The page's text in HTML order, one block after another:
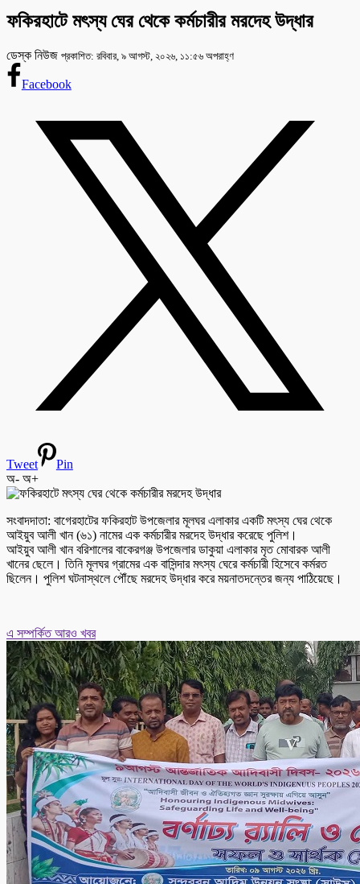
ফকিরহাটে মৎস্য ঘের থেকে কর্মচারীর মরদেহ উদ্ধার
ডেস্ক নিউজ প্রকাশিত: রবিবার, ৯ আগস্ট, ২০২৬, ১১:৫৬ অপরাহ্ণ
Facebook
Tweet
Pin
অ- অ+
সংবাদদাতা: বাগেরহাটের ফকিরহাট উপজেলার মূলঘর এলাকার একটি মৎস্য ঘের থেকে
আইয়ুব আলী খান (৬১) নামের এক কর্মচারীর মরদেহ উদ্ধার করেছে পুলিশ।
আইয়ুব আলী খান বরিশালের বাকেরগঞ্জ উপজেলার ডাকুয়া এলাকার মৃত মোবারক আলী
খানের ছেলে। তিনি মূলঘর গ্রামের এক বাসিন্দার মৎস্য ঘেরে কর্মচারী হিসেবে কর্মরত
ছিলেন। পুলিশ ঘটনাস্থলে পৌঁছে মরদেহ উদ্ধার করে ময়নাতদন্তের জন্য পাঠিয়েছে।
এ সম্পর্কিত আরও খবর